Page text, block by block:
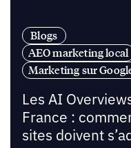
Blogs
AEO marketing local
Marketing sur
Les AI
France :
sites doivent